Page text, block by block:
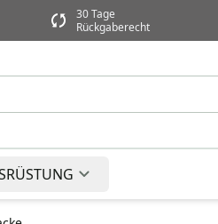
30 Tage
Rückgaberecht